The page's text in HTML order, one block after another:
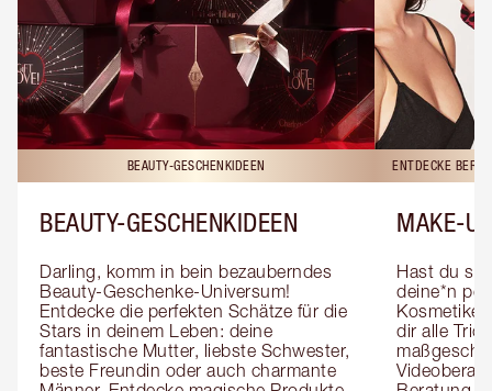
BEAUTY-GESCHENKIDEEN
BEAUTY-GESCHENKIDEEN
Darling, komm in bein bezauberndes
Beauty-Geschenke-Universum!
Entdecke die perfekten Schätze für die
Stars in deinem Leben: deine
fantastische Mutter, liebste Schwester,
beste Freundin oder auch charmante
ENTDECKE
MAKE-
Hast du
deine*n
dir alle